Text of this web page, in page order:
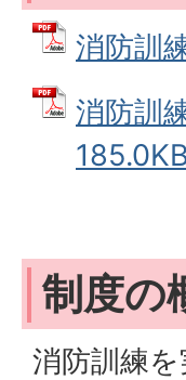
消防訓
消防訓
制度の
消防訓練